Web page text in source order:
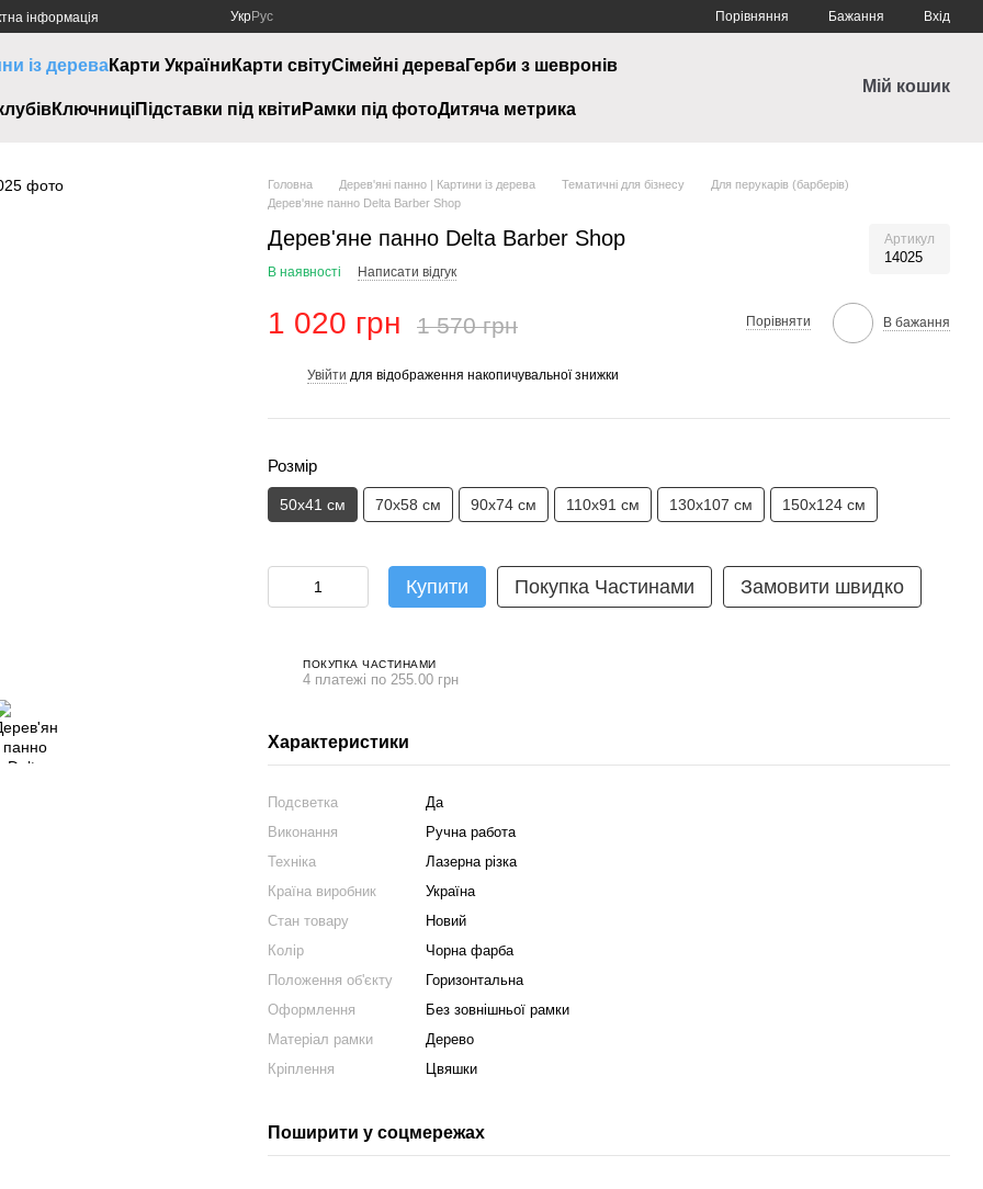
інформація УкрРус Порівняння Бажання Вхід
із дереваКарти України Карти світуСімейні дереваГерби з шевронів
КлючниціПідставки під квіти Рамки під фотоДитяча метрика
Мій кошик
Головна Дерев'яні панно | Картини із дерева Тематичні для бізнесу
Для перукарів (барберів)
Дерев'яне панно Delta Barber Shop
Дерев'яне панно Delta Barber Shop Артикул
14025
В наявності Написати відгук
1 020 грн 1 570 грн Порівняти В бажання
Увійти для відображення накопичувальної знижки
Розмір
50х41 см 70х58 см 90х74 см 110х91 см 130х107 см 150х124 см
Купити Покупка Частинами Замовити швидко
ПОКУПКА ЧАСТИНАМИ
4 платежі по 255.00 грн
Характеристики
Подсветка
Да
Виконання
Ручна работа
Техніка
Лазерна різка
Країна виробник
Україна
Стан товару
Новий
Колір
Чорна фарба
Положення об'єкту
Горизонтальна
Оформлення
Без зовнішньої рамки
Матеріал рамки
Дерево
Кріплення
Цвяшки
Поширити у соцмережах